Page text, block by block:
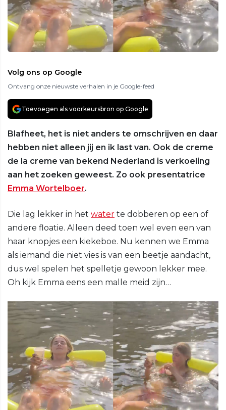
Volg ons op Google
Ontvang onze nieuwste verhalen in je Google-feed
Toevoegen als voorkeursbron op Google
Blafheet, het is niet anders te omschrijven en daar
hebben niet alleen jij en ik last van. Ook de creme
de la creme van bekend Nederland is verkoeling
aan het zoeken geweest. Zo ook presentatrice
Emma Wortelboer.
Die lag lekker in het water te dobberen op een of
andere floatie. Alleen deed toen wel even een van
haar knopjes een kiekeboe. Nu kennen we Emma
als iemand die niet vies is van een beetje aandacht,
dus wel spelen het spelletje gewoon lekker mee.
Oh kijk Emma eens een malle meid zijn…